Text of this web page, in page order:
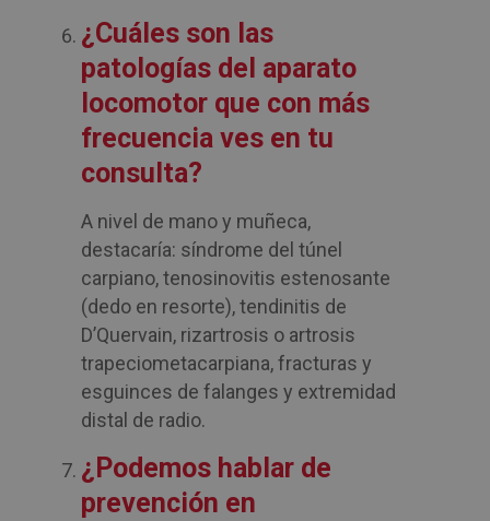
¿Cuáles son las
patologías del aparato
locomotor que con más
frecuencia ves en tu
consulta?
A nivel de mano y muñeca,
destacaría: síndrome del túnel
carpiano, tenosinovitis estenosante
(dedo en resorte), tendinitis de
D’Quervain, rizartrosis o artrosis
trapeciometacarpiana, fracturas y
esguinces de falanges y extremidad
distal de radio.
¿Podemos hablar de
prevención en